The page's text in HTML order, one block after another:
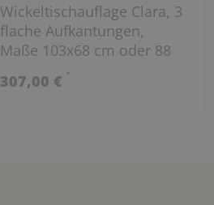
Wickeltischauflage Clara, 3
flache Aufkantungen,
Maße 103x68 cm oder 88
cm (wählbar)
307,00 € *